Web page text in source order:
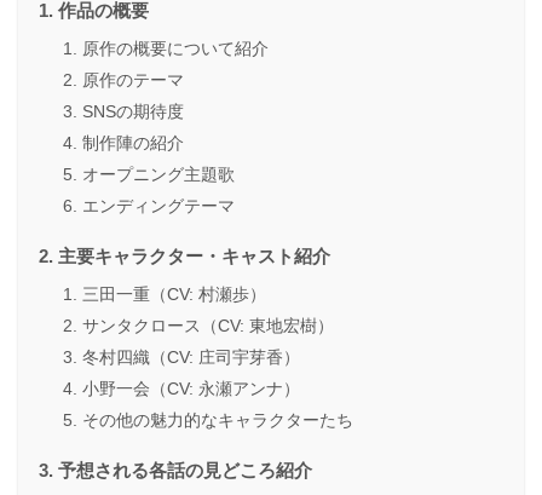
作品の概要
原作の概要について紹介
原作のテーマ
SNSの期待度
制作陣の紹介
オープニング主題歌
エンディングテーマ
主要キャラクター・キャスト紹介
三田一重（CV: 村瀬歩）
サンタクロース（CV: 東地宏樹）
冬村四織（CV: 庄司宇芽香）
小野一会（CV: 永瀬アンナ）
その他の魅力的なキャラクターたち
予想される各話の見どころ紹介